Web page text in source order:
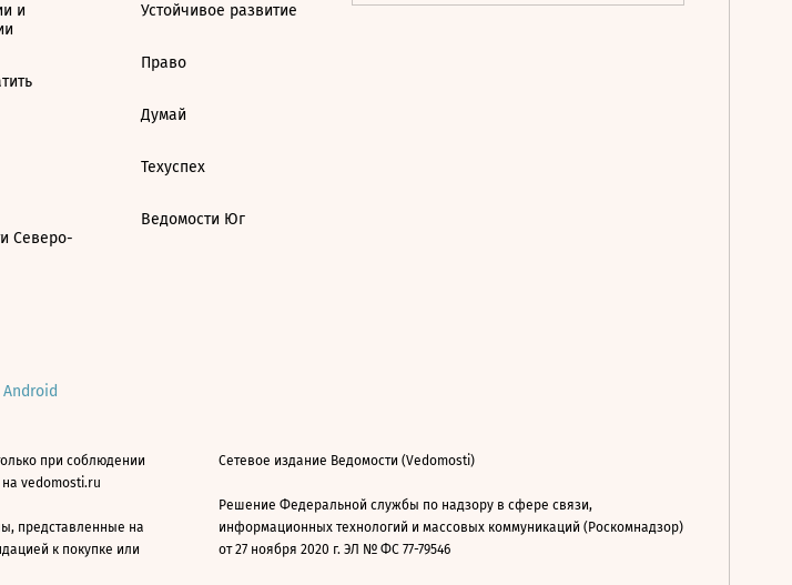
и
Северо-
Устойчивое развитие
Право
Думай
Техуспех
Ведомости Юг
при соблюдении
vedomosti.ru
представленные на
к покупке или
Сетевое издание Ведомости (Vedomosti)
Решение Федеральной службы по надзору в сфере связи,
информационных технологий и массовых коммуникаций (Роскомнадзор)
от 27 ноября 2020 г. ЭЛ № ФС 77-79546